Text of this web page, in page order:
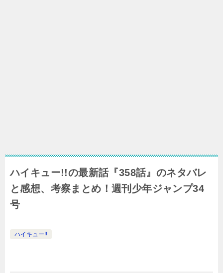
ハイキュー!!の最新話『358話』のネタバレ
と感想、考察まとめ！週刊少年ジャンプ34
号
ハイキュー!!